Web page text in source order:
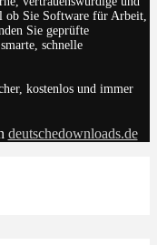
Sie Software für Arbeit,
Sie geprüfte
schnelle
kostenlos und immer
deutschedownloads.de